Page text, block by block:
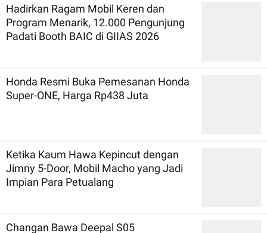
Hadirkan Ragam Mobil Keren dan
Program Menarik, 12.000 Pengunjung
Padati Booth BAIC di GIIAS 2026
Honda Resmi Buka Pemesanan Honda
Super-ONE, Harga Rp438 Juta
Ketika Kaum Hawa Kepincut dengan
Jimny 5-Door, Mobil Macho yang Jadi
Impian Para Petualang
Changan Bawa Deepal S05